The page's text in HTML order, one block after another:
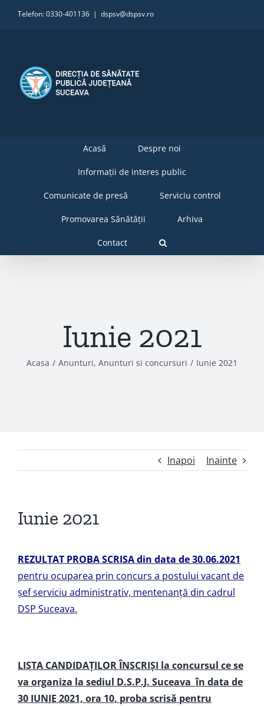
Telefon: 0330-401136 | dspsv@dspsv.ro
Acasă Despre noi
Informații de interes public
Comunicate de presă Serviciu control
Promovarea Sănătății Arhiva
Contact
Iunie 2021
Acasa / Anunturi, Anunturi si concursuri / Iunie 2021
Inapoi Inainte
Iunie 2021
REZULTAT PROBA SCRISAdin data de 30.06.2021
pentru ocuparea prin concurs a postului vacant de
șef serviciu administrativ, mentenanță din cadrul
DSP Suceava.
LISTA CANDIDAŢILOR ÎNSCRIŞI la concursul ce se
va organiza la sediul D.S.P.J. Suceava în data de
30 IUNIE 2021, ora 10, proba scrisă pentru